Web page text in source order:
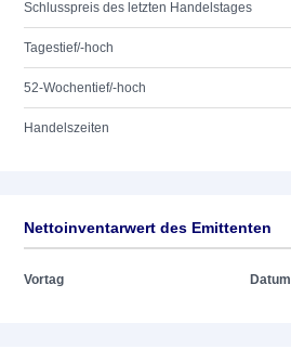
Schlusspreis des letzten Handelstages
Tagestief/-hoch
52-Wochentief/-hoch
Handelszeiten
Nettoinventarwert des Emittenten
Vortag Datum